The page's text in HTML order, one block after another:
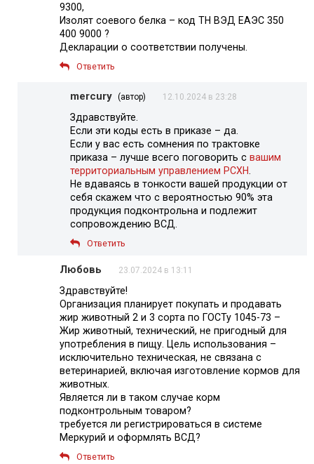
9300,
Изолят соевого белка – код ТН ВЭД ЕАЭС 350
400 9000 ?
Декларации о соответствии получены.
Ответить
mercury (автор) 12.10.2024 в 23:28
Здравствуйте.
Если эти коды есть в приказе – да.
Если у вас есть сомнения по трактовке
приказа – лучше всего поговорить с вашим
территориальным управлением РСХН
Не вдаваясь в тонкости вашей продукции от
себя скажем что с вероятностью 90% эта
продукция подконтрольна и подлежит
сопровождению ВСД.
Ответить
Любовь 23.07.2024 в 13:11
Здравствуйте!
Организация планирует покупать и продавать
жир животный 2 и 3 сорта по ГОСТу 1045-73 –
Жир животный, технический, не пригодный для
употребления в пищу. Цель использования –
исключительно техническая, не связана с
ветеринарией, включая изготовление кормов для
животных.
Является ли в таком случае корм
подконтрольным товаром?
требуется ли регистрироваться в системе
Меркурий и оформлять ВСД?
Ответить